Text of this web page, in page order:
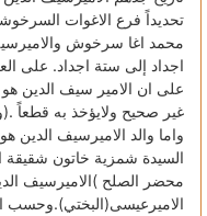
تحديداً فرع الاغوات
محمد اغا سرخوش
اجداد إلى ستة اجداد. على
على ان الامير سيف الدين
غير صحيح ولايؤخذ به قطعاً
واما والد الاميرسيف الدين
السيدة شمزية خاتون شقيقة
محضر الصلح )الاميرسيف
الاميرعيسى(البختي).وحسب